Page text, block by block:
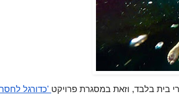
בית בלבד, וזאת במסגרת פרויקט